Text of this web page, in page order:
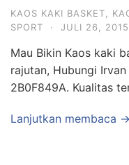
KAOS KAKI BASKET
SPORT
· JULI 26, 2015
Mau Bikin Kaos kaki
rajutan, Hubungi
2B0F849A. Kualitas
Lanjutkan membaca →